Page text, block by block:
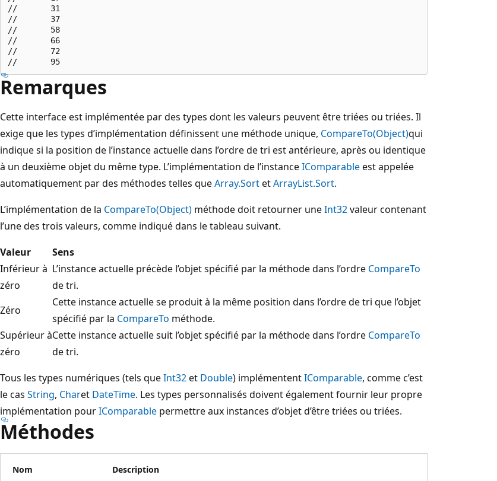
//       31
//       37
//       58
//       66
//       72
Remarques
Cette interface est implémentée par des types dont les valeurs peuvent être triées ou triées. Il
exige que les types d’implémentation définissent une méthode unique, CompareTo(Object)qui
indique si la position de l’instance actuelle dans l’ordre de tri est antérieure, après ou identique
à un deuxième objet du même type. L’implémentation de l’instanceIComparableest appelée
automatiquement par des méthodes telles queArray.SortetArrayList.Sort.
L’implémentation de la CompareTo(Object) méthode doit retourner uneInt32valeur contenant
l’une des trois valeurs, comme indiqué dans le tableau suivant.
Valeur
Sens
Inférieur à
zéro
L’instance actuelle précède l’objet spécifié par la méthode dans l’ordre CompareTo
de tri.
Zéro
Cette instance actuelle se produit à la même position dans l’ordre de tri que l’objet
spécifié par la CompareTo méthode.
Supérieur à
zéro
Cette instance actuelle suit l’objet spécifié par la méthode dans l’ordre CompareTo
de tri.
Tous les types numériques (tels queInt32et Double) implémententIComparable, comme c’est
le cas String, Charet DateTime. Les types personnalisés doivent également fournir leur propre
implémentation pourIComparable permettre aux instances d’objet d’être triées ou triées.
Méthodes
Nom Description